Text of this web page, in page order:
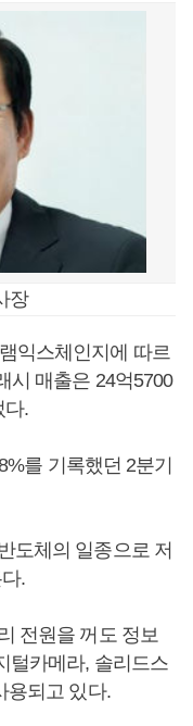
장
익스체인지에 따르
시 매출은 24억5700
다.
를 기록했던 2분기
도체의 일종으로 저
.
전원을 꺼도 정보
털카메라, 솔리드스
용되고 있다.